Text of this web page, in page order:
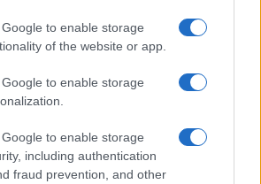
to enable storage
of the website or app.
to enable storage
to enable storage
including authentication
fraud prevention, and other